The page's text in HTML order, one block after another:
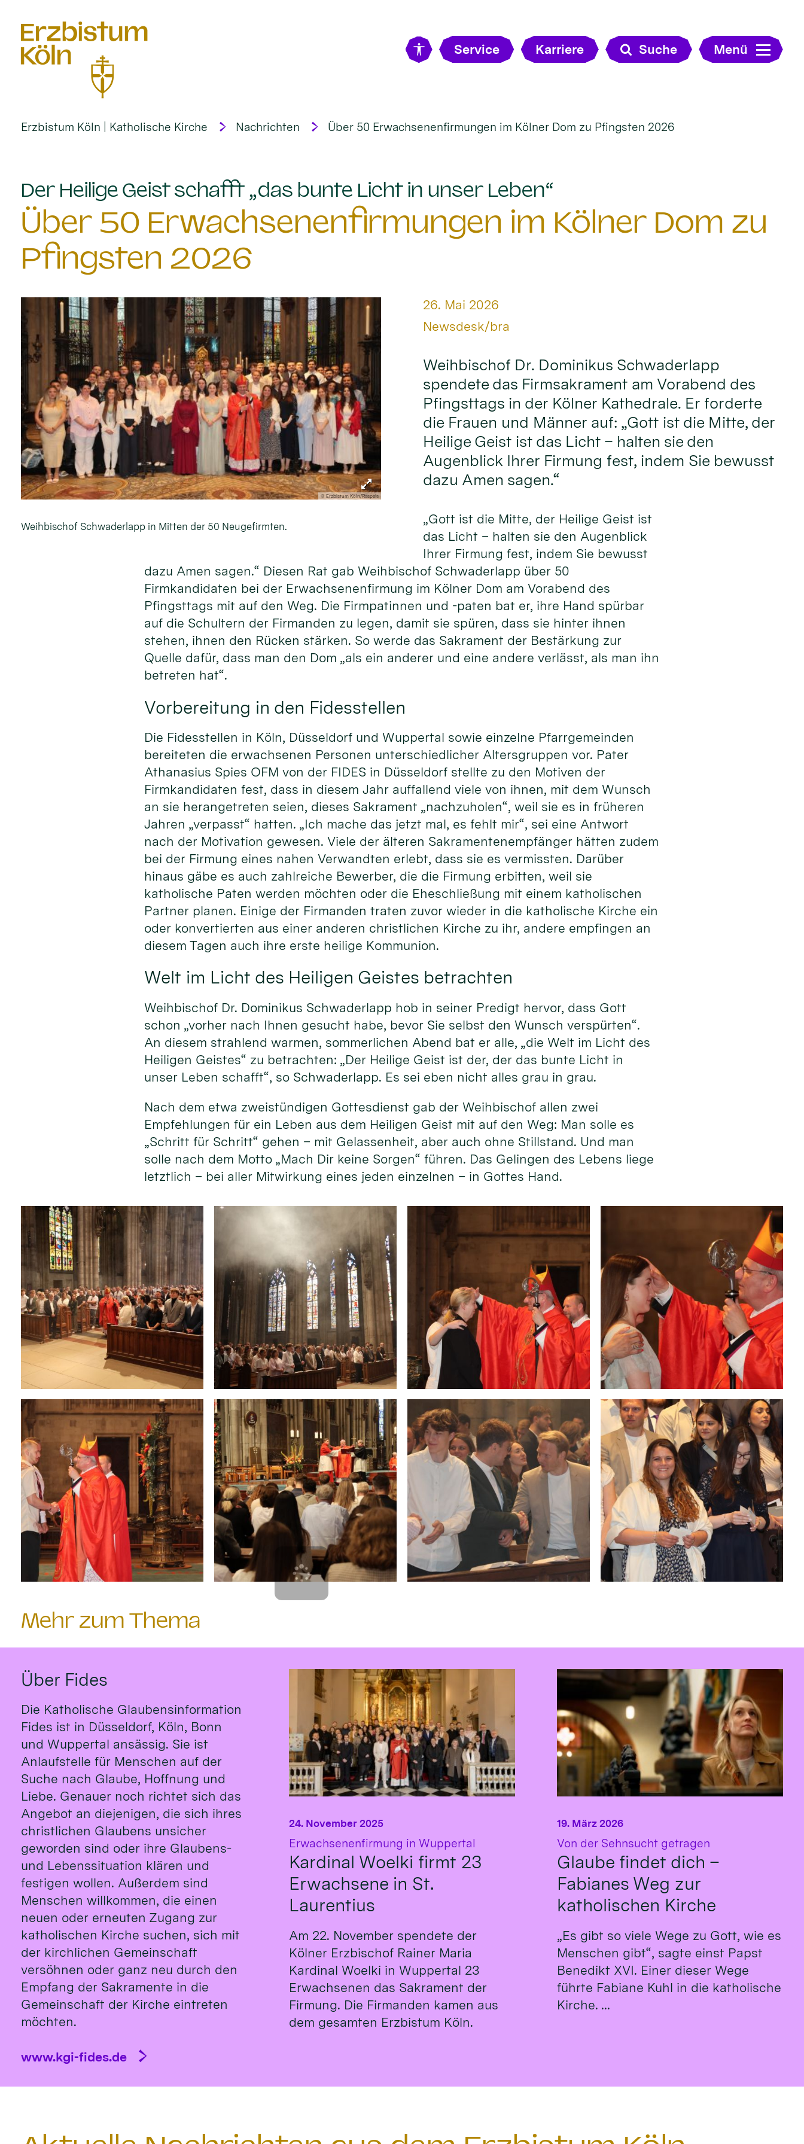
Service Karriere Suche Menü
Erzbistum Köln | Katholische Kirche Nachrichten Über 50 Erwachsenenfirmungen im Kölner Dom zu Pfingsten 2026
Der Heilige Geist schafft „das bunte Licht in unser Leben“
Über 50 Erwachsenenfirmungen im Kölner Dom zu
Pfingsten 2026
© Erzbistum Köln/Raspels
Weihbischof Schwaderlapp in Mitten der 50 Neugefirmten.
Datum:
26. Mai 2026
Von:
Newsdesk/bra
Weihbischof Dr. Dominikus Schwaderlapp
spendete das Firmsakrament am Vorabend des
Pfingsttags in der Kölner Kathedrale. Er forderte
die Frauen und Männer auf: „Gott ist die Mitte, der
Heilige Geist ist das Licht – halten sie den
Augenblick Ihrer Firmung fest, indem Sie bewusst
dazu Amen sagen.“
„Gott ist die Mitte, der Heilige Geist ist
das Licht – halten sie den Augenblick
Ihrer Firmung fest, indem Sie bewusst
dazu Amen sagen.“ Diesen Rat gab Weihbischof Schwaderlapp über 50
Firmkandidaten bei der Erwachsenenfirmung im Kölner Dom am Vorabend des
Pfingsttags mit auf den Weg. Die Firmpatinnen und -paten bat er, ihre Hand spürbar
auf die Schultern der Firmanden zu legen, damit sie spüren, dass sie hinter ihnen
stehen, ihnen den Rücken stärken. So werde das Sakrament der Bestärkung zur
Quelle dafür, dass man den Dom „als ein anderer und eine andere verlässt, als man ihn
betreten hat“.
Vorbereitung in den Fidesstellen
Die Fidesstellen in Köln, Düsseldorf und Wuppertal sowie einzelne Pfarrgemeinden
bereiteten die erwachsenen Personen unterschiedlicher Altersgruppen vor. Pater
Athanasius Spies OFM von der FIDES in Düsseldorf stellte zu den Motiven der
Firmkandidaten fest, dass in diesem Jahr auffallend viele von ihnen, mit dem Wunsch
an sie herangetreten seien, dieses Sakrament „nachzuholen“, weil sie es in früheren
Jahren „verpasst“ hatten. „Ich mache das jetzt mal, es fehlt mir“, sei eine Antwort
nach der Motivation gewesen. Viele der älteren Sakramentenempfänger hätten zudem
bei der Firmung eines nahen Verwandten erlebt, dass sie es vermissten. Darüber
hinaus gäbe es auch zahlreiche Bewerber, die die Firmung erbitten, weil sie
katholische Paten werden möchten oder die Eheschließung mit einem katholischen
Partner planen. Einige der Firmanden traten zuvor wieder in die katholische Kirche ein
oder konvertierten aus einer anderen christlichen Kirche zu ihr, andere empfingen an
diesem Tagen auch ihre erste heilige Kommunion.
Welt im Licht des Heiligen Geistes betrachten
Weihbischof Dr. Dominikus Schwaderlapp hob in seiner Predigt hervor, dass Gott
schon „vorher nach Ihnen gesucht habe, bevor Sie selbst den Wunsch verspürten“.
An diesem strahlend warmen, sommerlichen Abend bat er alle, „die Welt im Licht des
Heiligen Geistes“ zu betrachten: „Der Heilige Geist ist der, der das bunte Licht in
unser Leben schafft“, so Schwaderlapp. Es sei eben nicht alles grau in grau.
Nach dem etwa zweistündigen Gottesdienst gab der Weihbischof allen zwei
Empfehlungen für ein Leben aus dem Heiligen Geist mit auf den Weg: Man solle es
„Schritt für Schritt“ gehen – mit Gelassenheit, aber auch ohne Stillstand. Und man
solle nach dem Motto „Mach Dir keine Sorgen“ führen. Das Gelingen des Lebens liege
letztlich – bei aller Mitwirkung eines jeden einzelnen – in Gottes Hand.
Mehr zum Thema
Über Fides
Die Katholische Glaubensinformation
Fides ist in Düsseldorf, Köln, Bonn
und Wuppertal ansässig. Sie ist
Anlaufstelle für Menschen auf der
Suche nach Glaube, Hoffnung und
Liebe. Genauer noch richtet sich das
Angebot an diejenigen, die sich ihres
christlichen Glaubens unsicher
geworden sind oder ihre Glaubens-
und Lebenssituation klären und
festigen wollen. Außerdem sind
Menschen willkommen, die einen
neuen oder erneuten Zugang zur
katholischen Kirche suchen, sich mit
der kirchlichen Gemeinschaft
versöhnen oder ganz neu durch den
Empfang der Sakramente in die
Gemeinschaft der Kirche eintreten
möchten.
www.kgi-fides.de
Erwachsenenfirmung in Wuppertal
Kardinal Woelki firmt 23
Erwachsene in St.
Laurentius
24. November 2025
Am 22. November spendete der
Kölner Erzbischof Rainer Maria
Kardinal Woelki in Wuppertal 23
Erwachsenen das Sakrament der
Firmung. Die Firmanden kamen aus
dem gesamten Erzbistum Köln.
Von der Sehnsucht getragen
Glaube findet dich –
Fabianes Weg zur
katholischen Kirche
19. März 2026
„Es gibt so viele Wege zu Gott, wie es
Menschen gibt“, sagte einst Papst
Benedikt XVI. Einer dieser Wege
führte Fabiane Kuhl in die katholische
Kirche. ...